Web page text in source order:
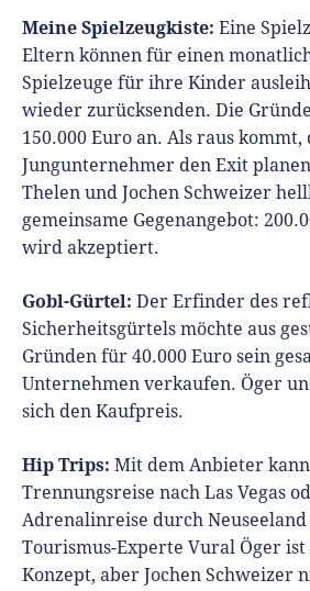
Meine Spielzeugkiste: Eine
Eltern können für einen
Spielzeuge für ihre Kinder
wieder zurücksenden. Die
150.000 Euro an. Als raus kommt,
Jungunternehmer den Exit
Thelen und Jochen Schweizer
gemeinsame Gegenangebot:
wird akzeptiert.
Gobl-Gürtel: Der Erfinder des
Sicherheitsgürtels möchte aus
Gründen für 40.000 Euro sein
Unternehmen verkaufen. Öger
sich den Kaufpreis.
Hip Trips: Mit dem Anbieter
Trennungsreise nach Las Vegas
Adrenalinreise durch Neuseeland
Tourismus-Experte Vural Öger ist
Konzept, aber Jochen Schweizer